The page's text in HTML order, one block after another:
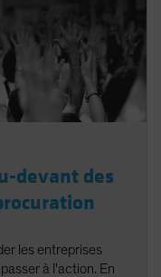
devant des
les entreprises
à l'action. En